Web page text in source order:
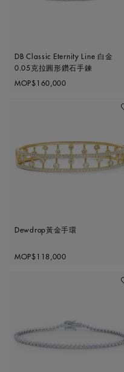
DB Classic Eternity Line 白金
0.05克拉圓形鑽石手鍊
Original price
MOP$160,000
Dewdrop黃金手環
Original price
MOP$118,000